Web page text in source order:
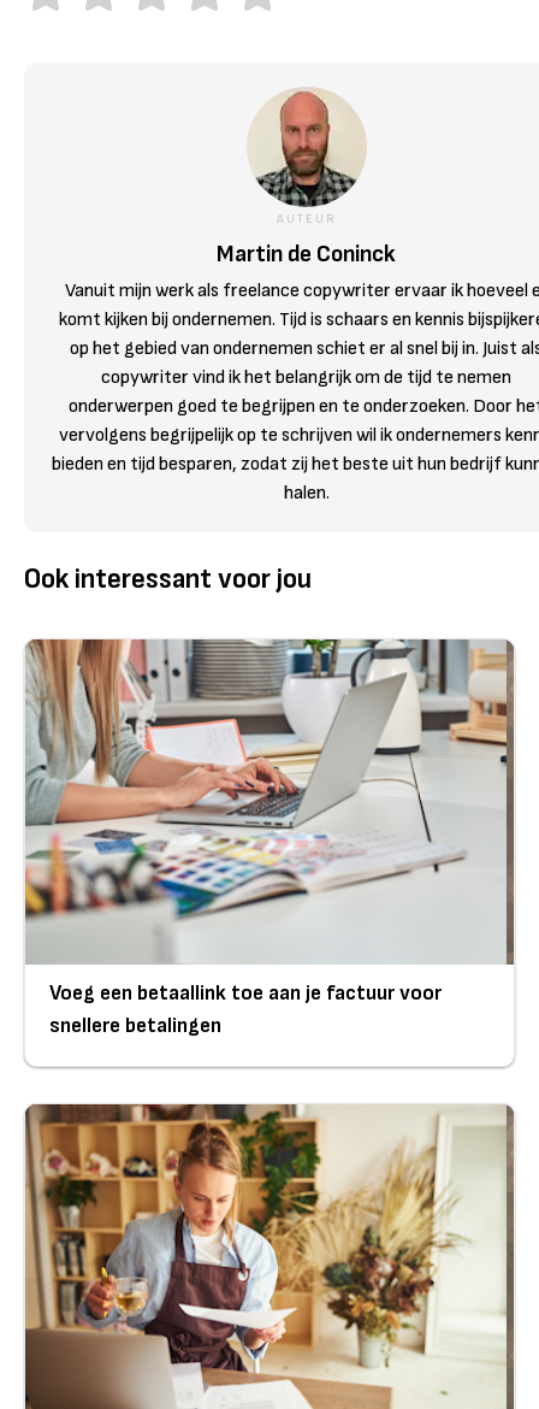
AUTEUR
Martin de Coninck
Vanuit mijn werk als freelance copywriter ervaar ik hoeveel
komt kijken bij ondernemen. Tijd is schaars en kennis
op het gebied van ondernemen schiet er al snel bij in. Juist
copywriter vind ik het belangrijk om de tijd te nemen
onderwerpen goed te begrijpen en te onderzoeken. Door
vervolgens begrijpelijk op te schrijven wil ik ondernemers
bieden en tijd besparen, zodat zij het beste uit hun bedrijf
halen.
Ook interessant voor jou
Voeg een betaallink toe aan je factuur voor
snellere betalingen